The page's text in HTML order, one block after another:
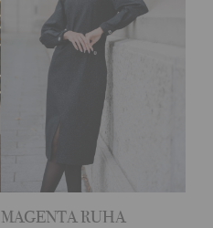
MAGENTA RUHA